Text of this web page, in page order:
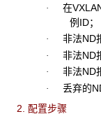
· 在VXLAN
例ID；
· 非法ND报
· 非法ND报
· 非法ND报
· 丢弃的
2. 配置步骤